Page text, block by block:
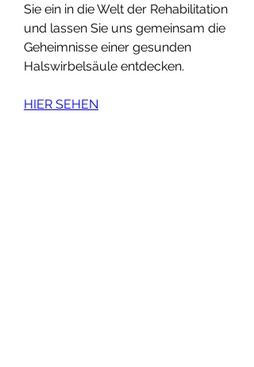
Sie ein in die Welt der Rehabilitation
und lassen Sie uns gemeinsam die
Geheimnisse einer gesunden
Halswirbelsäule entdecken.
HIER SEHEN